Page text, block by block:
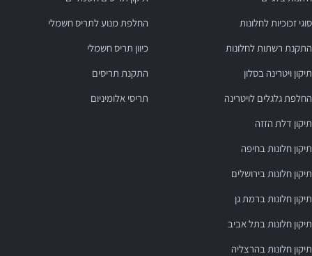
סוגי זכוכיות לחלונות
התקנת רשתות לחלונות
תיקון ויטרינה בסלון
החלפת גלגלים לויטרינה
תיקון דלת הזזה
תיקון חלונות בחיפה
תיקון חלונות בירושלים
תיקון חלונות ברמת גן
תיקון חלונות בתל אביב
תיקון חלונות בהרצליה
החלפת מנוע לתריס חשמלי
כיוון תריס חשמלי
התקנת תריסים
תריסי אלומיניום